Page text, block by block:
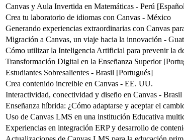
Canvas y Aula Invertida en Matemáticas - Perú
Crea tu laboratorio de idiomas con Canvas - México
Generando experiencias extraordinarias con Canvas
Migración a Canvas, un viaje hacia la innovación -
Cómo utilizar la Inteligencia Artificial para prevenir la
Transformación Digital en la Enseñanza Superior
Estudiantes Sobresalientes - Brasil [Portugués]
Crea contenido increible en Canvas - EE. UU.
Interactividad, conectividad y diseño en Canvas -
Enseñanza híbrida: ¿Cómo adaptarse y aceptar el
Uso de Canvas LMS en una institución Educativa
Experiencias en integración ERP y desarrollo de